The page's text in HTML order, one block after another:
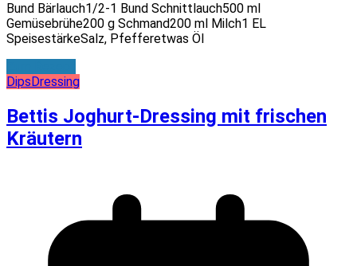
Bund Bärlauch1/2-1 Bund Schnittlauch500 ml
Gemüsebrühe200 g Schmand200 ml Milch1 EL
SpeisestärkeSalz, Pfefferetwas Öl
DipsDressing
Bettis Joghurt-Dressing mit frischen
Kräutern